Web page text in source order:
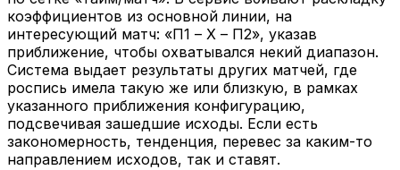
коэффициентов из основной линии, на
интересующий матч: «П1 – Х – П2», указав
приближение, чтобы охватывался некий диапазон.
Система выдает результаты других матчей, где
роспись имела такую же или близкую, в рамках
указанного приближения конфигурацию,
подсвечивая зашедшие исходы. Если есть
закономерность, тенденция, перевес за каким-то
направлением исходов, так и ставят.